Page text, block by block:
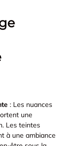
: Les nuances
une
Les teintes
à une ambiance